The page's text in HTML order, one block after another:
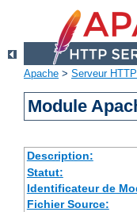
Apache > Serveur HTTP
Module
Description:
Statut:
Identificateur de
Fichier Source: